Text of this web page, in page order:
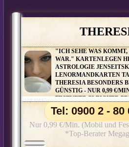
"ICH SEHE WAS KOMMT,
WAR." KARTENLEGEN
ASTROLOGIE
LENORMANDKARTEN
THERESIA BESONDERS
GÜNSTIG - NUR 0,99 €/
FESTNETZ GLEICHER
Tel: 0900 2 - 80
Nur 0,99 €/Min. (Mobil und
*Top-Berater